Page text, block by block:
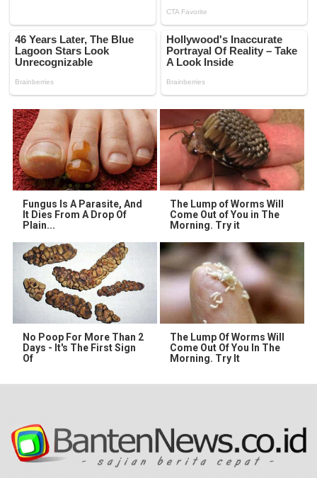
Fungus Is A Parasite, And
It Dies From A Drop Of
Plain...
The Lump of Worms Will
Come Out of You in The
Morning. Try it
No Poop For More Than 2
Days - It's The First Sign
Of
The Lump Of Worms Will
Come Out Of You In The
Morning. Try It